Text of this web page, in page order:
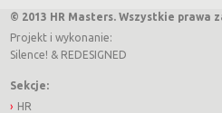
© 2013 HR Masters. Wszystkie prawa
Projekt i wykonanie:
Silence! & REDESIGNED
Sekcje:
HR